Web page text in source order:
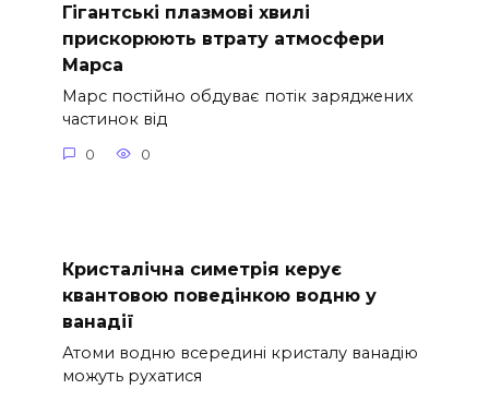
Гігантські плазмові хвилі
прискорюють втрату атмосфери
Марса
Марс постійно обдуває потік заряджених
частинок від
0 0
Кристалічна симетрія керує
квантовою поведінкою водню у
ванадії
Атоми водню всередині кристалу ванадію
можуть рухатися